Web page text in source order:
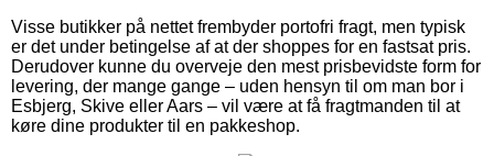
Visse butikker på nettet frembyder portofri fragt, men typisk
er det under betingelse af at der shoppes for en fastsat pris.
Derudover kunne du overveje den mest prisbevidste form for
levering, der mange gange – uden hensyn til om man bor i
Esbjerg, Skive eller Aars – vil være at få fragtmanden til at
køre dine produkter til en pakkeshop.